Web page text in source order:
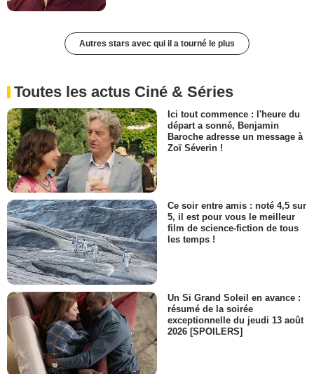
Autres stars avec qui il a tourné le plus
Toutes les actus Ciné & Séries
Ici tout commence : l'heure du
départ a sonné, Benjamin
Baroche adresse un message à
Zoï Séverin !
Ce soir entre amis : noté 4,5 sur
5, il est pour vous le meilleur
film de science-fiction de tous
les temps !
Un Si Grand Soleil en avance :
résumé de la soirée
exceptionnelle du jeudi 13 août
2026 [SPOILERS]